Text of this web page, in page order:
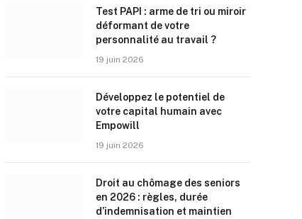
Test PAPI : arme de tri ou miroir
déformant de votre
personnalité au travail ?
19 juin 2026
Développez le potentiel de
votre capital humain avec
Empowill
19 juin 2026
Droit au chômage des seniors
en 2026 : règles, durée
d’indemnisation et maintien